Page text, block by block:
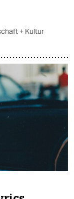
+ Kultur